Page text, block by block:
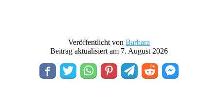
Veröffentlicht von Barbara
Beitrag aktualisiert am 7. August 2026